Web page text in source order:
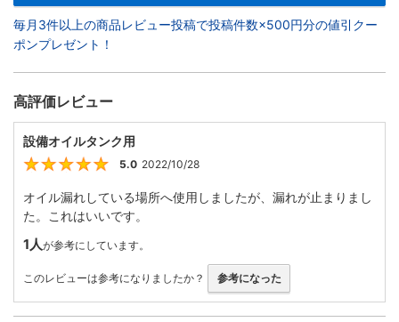
毎月3件以上の商品レビュー投稿で投稿件数×500円分の値引クー
ポンプレゼント！
高評価レビュー
設備オイルタンク用
5
5.0 2022/10/28
オイル漏れしている場所へ使用しましたが、漏れが止まりまし
た。これはいいです。
1人が参考にしています。
このレビューは参考になりましたか？ 参考になった